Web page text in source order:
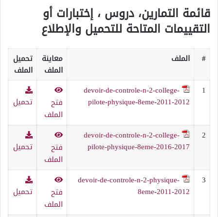
قائمة التمارين، دروس ، إختبارات أو
التقييمات المتاحة للتحميل والإطلاع
# الملف
معاينة
الملف
تحميل
الملف
1
devoir-de-controle-n-2-college-
pilote-physique-8eme-2011-2012
فتح
الملف
تحميل
2
devoir-de-controle-n-2-college-
pilote-physique-8eme-2016-2017
فتح
الملف
تحميل
3
devoir-de-controle-n-2-physique-
8eme-2011-2012
فتح
الملف
تحميل